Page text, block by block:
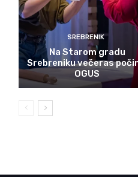
SREBRENIK
Na Starom gradu
Srebreniku večeras
OGUS